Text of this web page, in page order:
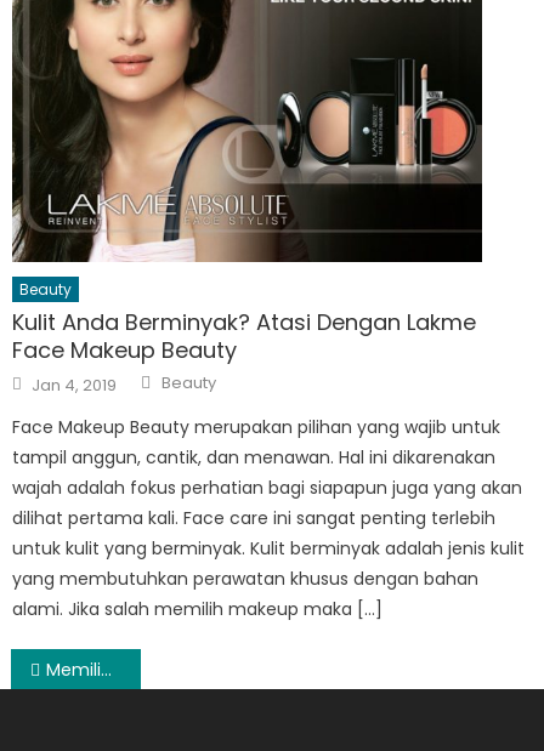
Beauty
Kulit Anda Berminyak? Atasi Dengan Lakme
Face Makeup Beauty
Posted
on
Jan 4, 2019 Author
Beauty
Face Makeup Beauty merupakan pilihan yang wajib untuk
tampil anggun, cantik, dan menawan. Hal ini dikarenakan
wajah adalah fokus perhatian bagi siapapun juga yang akan
dilihat pertama kali. Face care ini sangat penting terlebih
untuk kulit yang berminyak. Kulit berminyak adalah jenis kulit
yang membutuhkan perawatan khusus dengan bahan
alami. Jika salah memilih makeup maka […]
Post
Memilih Gelang Berlian Klasik untuk Tampil Ciamik